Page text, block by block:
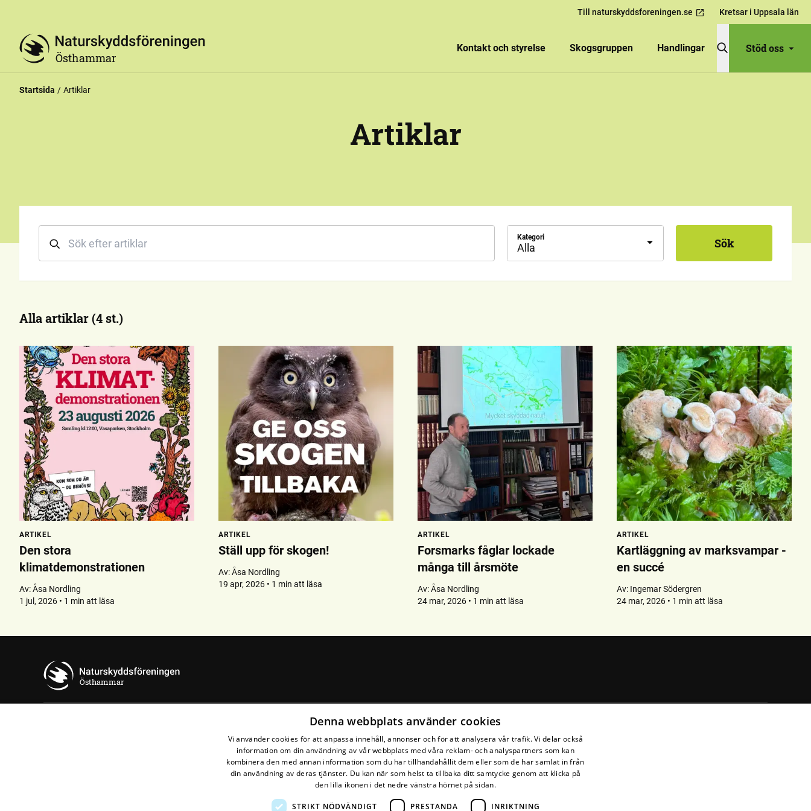
Till naturskyddsforeningen.se Kretsar i Uppsala län
Östhammar
Kontakt och styrelse Skogsgruppen Handlingar Stöd oss
Startsida Artiklar
Artiklar
Kategori Sök
Alla artiklar (4 st.)
ARTIKEL
Den stora
klimatdemonstrationen
Av:Åsa Nordling
1 jul, 2026 • 1 min att läsa
ARTIKEL
Ställ upp för skogen!
Av:Åsa Nordling
19 apr, 2026 • 1 min att läsa
ARTIKEL
Forsmarks fåglar lockade
många till årsmöte
Av:Åsa Nordling
24 mar, 2026 • 1 min att läsa
ARTIKEL
Kartläggning av marksvampar -
en succé
Av: Ingemar Södergren
24 mar, 2026 • 1 min att läsa
Östhammar
Denna webbplats använder cookies
Vi använder cookies för att anpassa innehåll, annonser och för att analysera vår trafik. Vi delar också
information om din användning av vår webbplats med våra reklam- och analyspartners som kan
kombinera den med annan information som du har tillhandahållit dem eller som de har samlat in från
din användning av deras tjänster. Du kan när som helst ta tillbaka ditt samtycke genom att klicka på
den lilla ikonen i det nedre vänstra hörnet på sidan.
STRIKT NÖDVÄNDIGT PRESTANDA INRIKTNING